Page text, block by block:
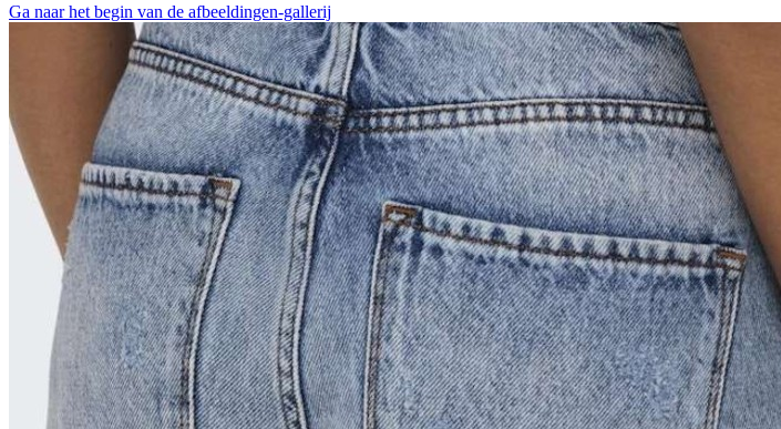
Ga naar het begin van de afbeeldingen-gallerij